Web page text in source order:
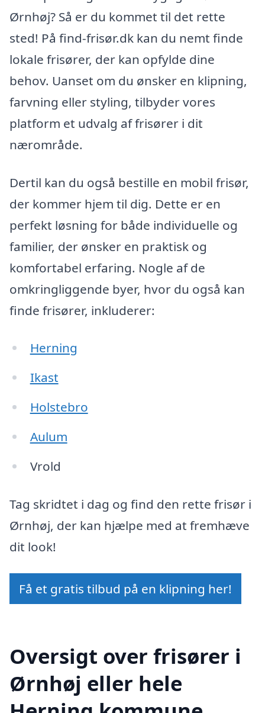
Ørnhøj? Så er du kommet til det rette
sted! På find-frisør.dk kan du nemt finde
lokale frisører, der kan opfylde dine
behov. Uanset om du ønsker en klipning,
farvning eller styling, tilbyder vores
platform et udvalg af frisører i dit
nærområde.
Dertil kan du også bestille en mobil frisør,
der kommer hjem til dig. Dette er en
perfekt løsning for både individuelle og
familier, der ønsker en praktisk og
komfortabel erfaring. Nogle af de
omkringliggende byer, hvor du også kan
finde frisører, inkluderer:
Herning
Ikast
Holstebro
Aulum
Vrold
Tag skridtet i dag og find den rette frisør i
Ørnhøj, der kan hjælpe med at fremhæve
dit look!
Få et gratis tilbud på en klipning her!
Oversigt over frisører i
Ørnhøj eller hele